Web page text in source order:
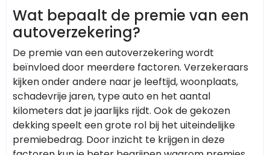
Wat bepaalt de premie van een
autoverzekering?
De premie van een autoverzekering wordt
beïnvloed door meerdere factoren. Verzekeraars
kijken onder andere naar je leeftijd, woonplaats,
schadevrije jaren, type auto en het aantal
kilometers dat je jaarlijks rijdt. Ook de gekozen
dekking speelt een grote rol bij het uiteindelijke
premiebedrag. Door inzicht te krijgen in deze